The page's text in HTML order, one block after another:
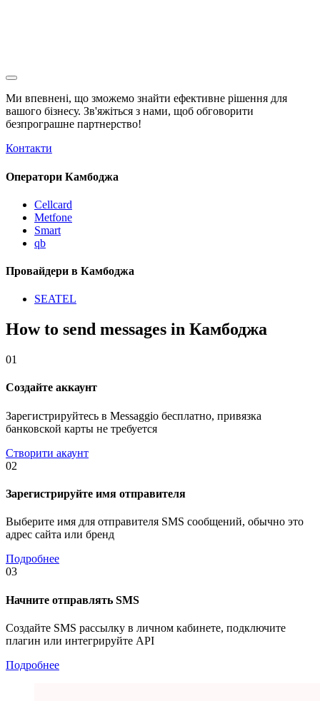
Ми впевнені, що зможемо знайти ефективне рішення для
вашого бізнесу. Зв'яжіться з нами, щоб обговорити
безпрограшне партнерство!
Контакти
Оператори Камбоджа
Cellcard
Metfone
Smart
qb
Провайдери в Камбоджа
SEATEL
How to send messages in Камбоджа
01
Создайте аккаунт
Зарегистрируйтесь в Messaggio бесплатно, привязка
банковской карты не требуется
Створити акаунт
02
Зарегистрируйте имя отправителя
Выберите имя для отправителя SMS сообщений, обычно это
адрес сайта или бренд
Подробнее
03
Начните отправлять SMS
Создайте SMS рассылку в личном кабинете, подключите
плагин или интегрируйте API
Подробнее